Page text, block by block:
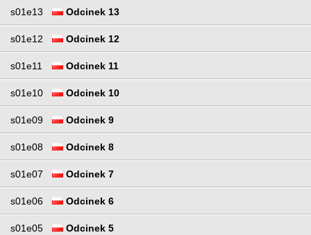
s01e13 Odcinek 13
s01e12 Odcinek 12
s01e11 Odcinek 11
s01e10 Odcinek 10
s01e09 Odcinek 9
s01e08 Odcinek 8
s01e07 Odcinek 7
s01e06 Odcinek 6
s01e05 Odcinek 5